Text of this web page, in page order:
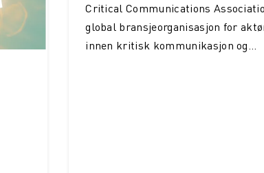
Critical Communications
global bransjeorganisasjon for
innen kritisk kommunikasjon og...